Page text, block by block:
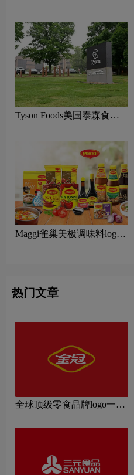
Tyson Foods美国泰森食品
Maggi雀巢美极调味料logo
热门文章
全球顶级零食品牌logo一